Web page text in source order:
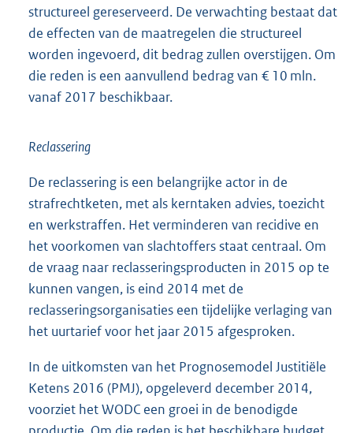
structureel gereserveerd. De verwachting bestaat dat
de effecten van de maatregelen die structureel
worden ingevoerd, dit bedrag zullen overstijgen. Om
die reden is een aanvullend bedrag van € 10 mln.
vanaf 2017 beschikbaar.
Reclassering
De reclassering is een belangrijke actor in de
strafrechtketen, met als kerntaken advies, toezicht
en werkstraffen. Het verminderen van recidive en
het voorkomen van slachtoffers staat centraal. Om
de vraag naar reclasseringsproducten in 2015 op te
kunnen vangen, is eind 2014 met de
reclasseringsorganisaties een tijdelijke verlaging van
het uurtarief voor het jaar 2015 afgesproken.
In de uitkomsten van het Prognosemodel Justitiële
Ketens 2016 (PMJ), opgeleverd december 2014,
voorziet het WODC een groei in de benodigde